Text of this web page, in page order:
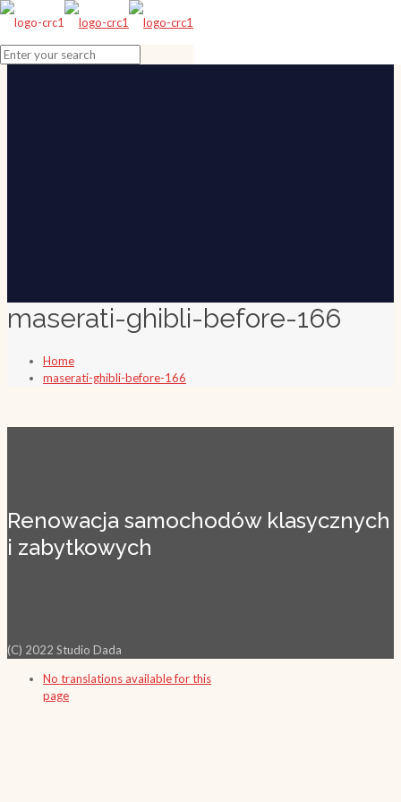
maserati-ghibli-before-166
Home
maserati-ghibli-before-166
Renowacja samochodów klasycznych
i zabytkowych
(C) 2022 Studio Dada
No translations available for this
page